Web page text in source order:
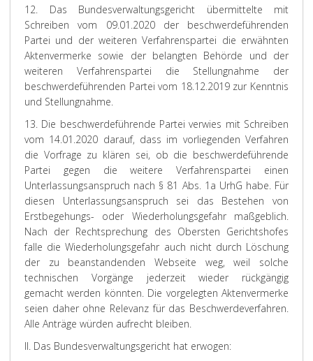
12. Das Bundesverwaltungsgericht übermittelte mit
Schreiben vom 09.01.2020 der beschwerdeführenden
Partei und der weiteren Verfahrenspartei die erwähnten
Aktenvermerke sowie der belangten Behörde und der
weiteren Verfahrenspartei die Stellungnahme der
beschwerdeführenden Partei vom 18.12.2019 zur Kenntnis
und Stellungnahme.
13. Die beschwerdeführende Partei verwies mit Schreiben
vom 14.01.2020 darauf, dass im vorliegenden Verfahren
die Vorfrage zu klären sei, ob die beschwerdeführende
Partei gegen die weitere Verfahrenspartei einen
Unterlassungsanspruch nach § 81 Abs. 1a UrhG habe. Für
diesen Unterlassungsanspruch sei das Bestehen von
Erstbegehungs- oder Wiederholungsgefahr maßgeblich.
Nach der Rechtsprechung des Obersten Gerichtshofes
falle die Wiederholungsgefahr auch nicht durch Löschung
der zu beanstandenden Webseite weg, weil solche
technischen Vorgänge jederzeit wieder rückgängig
gemacht werden könnten. Die vorgelegten Aktenvermerke
seien daher ohne Relevanz für das Beschwerdeverfahren.
Alle Anträge würden aufrecht bleiben.
II. Das Bundesverwaltungsgericht hat erwogen: